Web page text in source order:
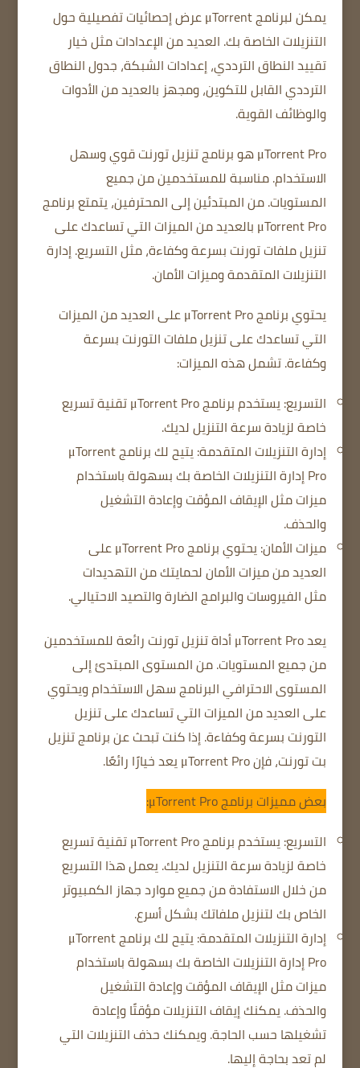
يمكن لبرنامج μTorrent
عرض إحصائيات تفصيلية حول
التنزيلات الخاصة بك. العديد من الإعدادات مثلخيار
تقييدالنطاق الترددي،إعدادات الشبكة، جدول النطاق
الترددي القابل للتكوين، ومجهز بالعديد من الأدوات
والوظائف القوية.
μTorrent Pro هو برنامج تنزيل تورنت قوي وسهل
الاستخدام.مناسبة للمستخدمين من جميع
المستويات.من المبتدئين إلى المحترفين، يتمتع برنامج
μTorrent Pro بالعديد من الميزات التي تساعدك على
تنزيل ملفات تورنت بسرعة وكفاءة، مثل التسريع.إدارة
التنزيلات المتقدمةوميزات الأمان.
يحتوي برنامج μTorrent Pro على العديد من الميزات
التي تساعدك على تنزيل ملفات التورنت بسرعة
وكفاءة.تشمل هذه الميزات:
التسريع: يستخدم برنامج μTorrent Pro تقنية تسريع
خاصة لزيادة سرعة التنزيل لديك.
إدارة التنزيلات المتقدمة: يتيح لك برنامج μTorrent
Pro إدارة التنزيلات الخاصة بك بسهولة باستخدام
ميزات مثل الإيقاف المؤقت وإعادة التشغيل
والحذف.
ميزات الأمان: يحتوي برنامج μTorrent Pro على
العديد من ميزات الأمان لحمايتك من التهديدات
مثل الفيروسات والبرامج الضارة والتصيد الاحتيالي.
يعد μTorrent Pro أداة تنزيل تورنت رائعة للمستخدمين
من جميع المستويات.من المستوى المبتدئ إلى
المستوى الاحترافيالبرنامج سهل الاستخدام ويحتوي
على العديد من الميزات التي تساعدك على تنزيل
التورنت بسرعة وكفاءة.إذا كنت تبحث عن برنامج تنزيل
بت تورنت، فإن μTorrent Pro يعد خيارًا رائعًا.
بعض مميزات برنامج μTorrent Pro:
التسريع: يستخدم برنامج μTorrent Pro تقنية تسريع
خاصة لزيادة سرعة التنزيل لديك.يعمل هذا التسريع
من خلال الاستفادة من جميع موارد جهاز الكمبيوتر
الخاص بك لتنزيل ملفاتك بشكل أسرع.
إدارة التنزيلات المتقدمة: يتيح لك برنامج μTorrent
Pro إدارة التنزيلات الخاصة بك بسهولة باستخدام
ميزات مثل الإيقاف المؤقت وإعادة التشغيل
والحذف.يمكنك إيقاف التنزيلات مؤقتًا وإعادة
تشغيلها حسب الحاجة. ويمكنك حذف التنزيلات التي
لم تعد بحاجة إليها.